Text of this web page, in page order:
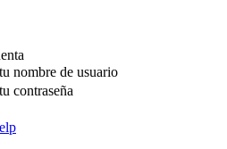
tu nombre de usuario
tu contraseña